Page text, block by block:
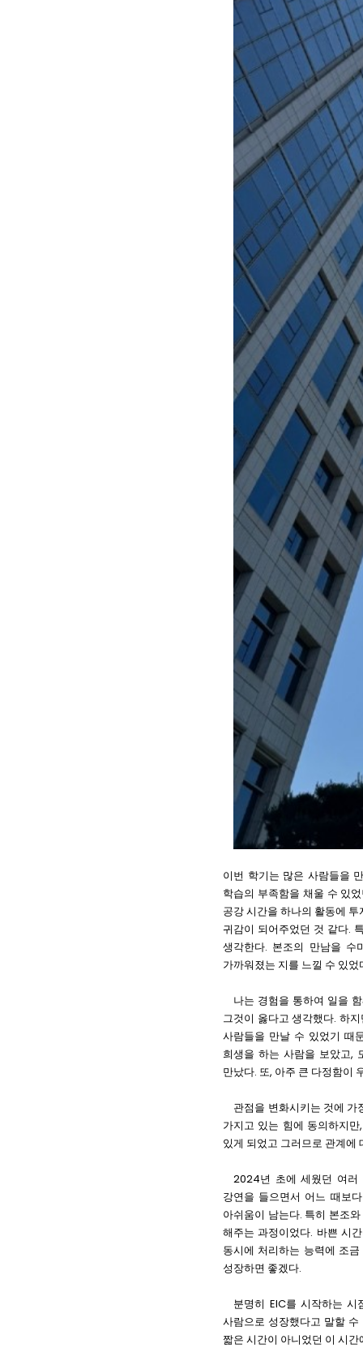
이번 학기는 많은 사람들을
학습의 부족함을 채울 수 있
공강 시간을 하나의 활동에
귀감이 되어주었던 것 같다.
생각한다. 본조의 만남을 수
가까워졌는 지를 느낄 수 있었
나는 경험을 통하여 일을
그것이 옳다고 생각했다.하
사람들을 만날 수 있었기 때
희생을 하는 사람을 보았고,
만났다. 또, 아주 큰 다정함이
관점을 변화시키는 것에
가지고 있는 힘에 동의하지만
있게 되었고 그러므로 관계에
2024년 초에 세웠던 여
강연을 들으면서 어느 때보
아쉬움이 남는다. 특히 본조와
해주는 과정이었다. 바쁜 시
동시에 처리하는 능력에 조
성장하면 좋겠다.
분명히 EIC를 시작하는 시
사람으로 성장했다고 말할 수
짧은 시간이 아니었던 이 시